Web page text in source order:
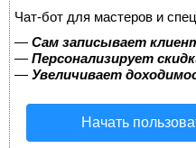
Чат-бот для мастеров и
— Сам записывает
— Персонализирует
— Увеличивает
Начать